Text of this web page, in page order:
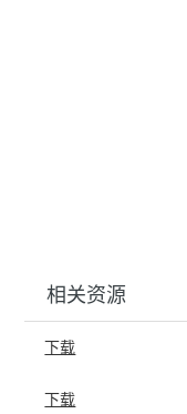
相关资源
下载
下载